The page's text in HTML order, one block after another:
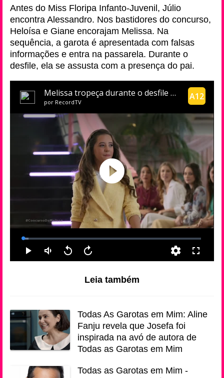
Antes do Miss Floripa Infanto-Juvenil, Júlio
encontra Alessandro. Nos bastidores do concurso,
Heloísa e Giane encorajam Melissa. Na
sequência, a garota é apresentada com falsas
informações e entra na passarela. Durante o
desfile, ela se assusta com a presença do pai.
Leia também
Todas As Garotas em Mim: Aline
Fanju revela que Josefa foi
inspirada na avó de autora de
Todas as Garotas em Mim
Todas as Garotas em Mim -